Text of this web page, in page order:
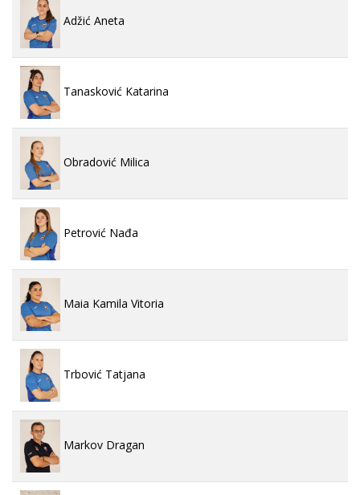
Adžić Aneta
Tanasković Katarina
Obradović Milica
Petrović Nađa
Maia Kamila Vitoria
Trbović Tatjana
Markov Dragan